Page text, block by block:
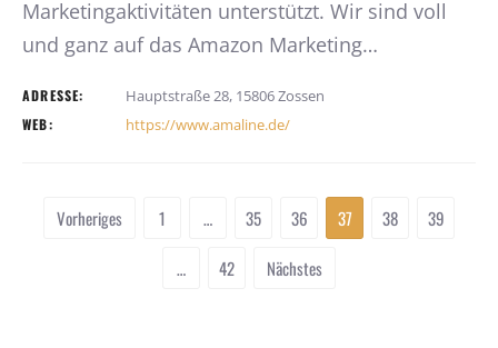
Marketingaktivitäten unterstützt. Wir sind voll
und ganz auf das Amazon Marketing…
ADRESSE: Hauptstraße 28, 15806 Zossen
WEB: https://www.amaline.de/
Vorheriges 1 … 35 36 37 38 39
… 42 Nächstes